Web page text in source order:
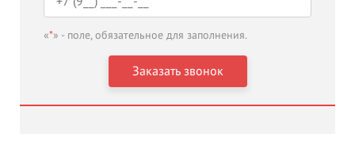
«*» - поле, обязательное для заполнения.